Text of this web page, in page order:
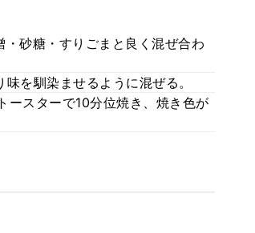
砂糖・すりごまと良く混ぜ合わ
を馴染ませるように混ぜる。
ースターで10分位焼き、焼き色が